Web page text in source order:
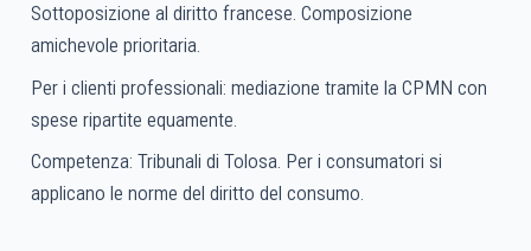
Sottoposizione al diritto francese. Composizione
amichevole prioritaria.
Per i clienti professionali: mediazione tramite la CPMN con
spese ripartite equamente.
Competenza: Tribunali di Tolosa. Per i consumatori si
applicano le norme del diritto del consumo.